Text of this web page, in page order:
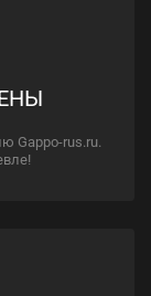
Gappo-rus.ru.